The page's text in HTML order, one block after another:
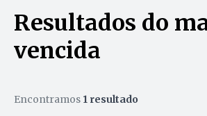
Resultados do
vencida
Encontramos 1 resultado